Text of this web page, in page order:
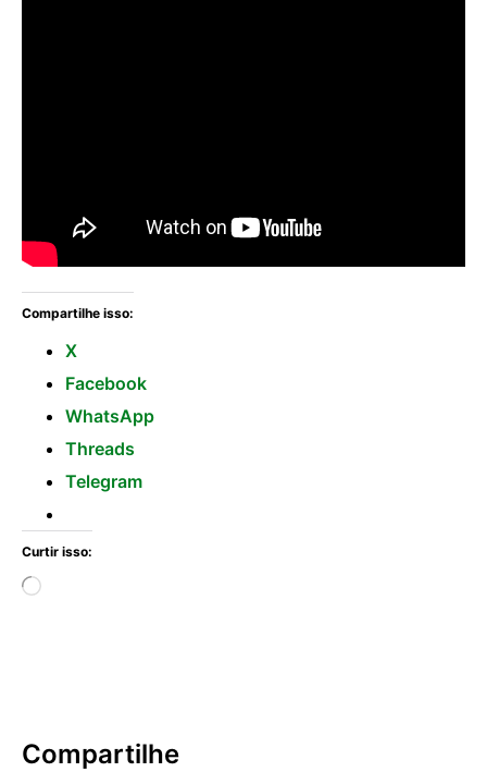
Compartilhe isso:
X
Facebook
WhatsApp
Threads
Telegram
Curtir isso:
Compartilhe